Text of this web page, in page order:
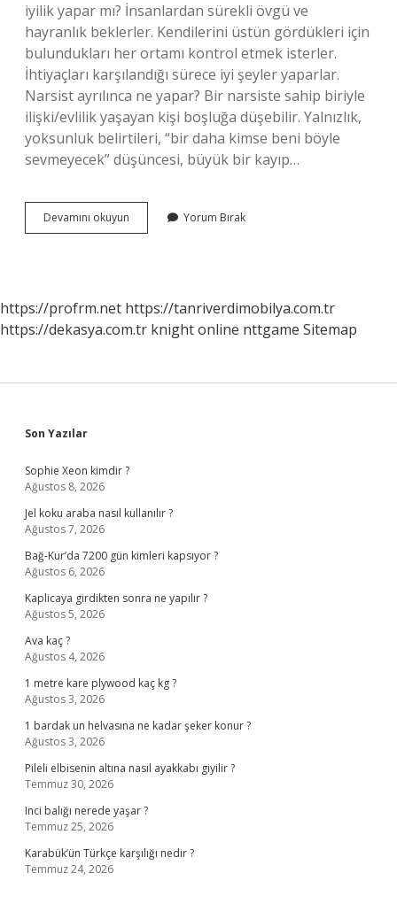
iyilik yapar mı? İnsanlardan sürekli övgü ve
hayranlık beklerler. Kendilerini üstün gördükleri için
bulundukları her ortamı kontrol etmek isterler.
İhtiyaçları karşılandığı sürece iyi şeyler yaparlar.
Narsist ayrılınca ne yapar? Bir narsiste sahip biriyle
ilişki/evlilik yaşayan kişi boşluğa düşebilir. Yalnızlık,
yoksunluk belirtileri, “bir daha kimse beni böyle
sevmeyecek” düşüncesi, büyük bir kayıp…
Devamını okuyun
Biri
Yorum Bırak
https://profrm.net https://tanriverdimobilya.com.tr
https://dekasya.com.tr knight online nttgame Sitemap
Sidebar
Son Yazılar
Sophie Xeon kimdir ?
Ağustos 8, 2026
Jel koku araba nasıl kullanılır ?
Ağustos 7, 2026
Bağ-Kur’da 7200 gün kimleri kapsıyor ?
Ağustos 6, 2026
Kaplicaya girdikten sonra ne yapılır ?
Ağustos 5, 2026
Ava kaç ?
Ağustos 4, 2026
1 metre kare plywood kaç kg ?
Ağustos 3, 2026
1 bardak un helvasına ne kadar şeker konur ?
Ağustos 3, 2026
Pileli elbisenin altına nasıl ayakkabı giyilir ?
Temmuz 30, 2026
Inci balığı nerede yaşar ?
Temmuz 25, 2026
Karabük’ün Türkçe karşılığı nedir ?
Temmuz 24, 2026